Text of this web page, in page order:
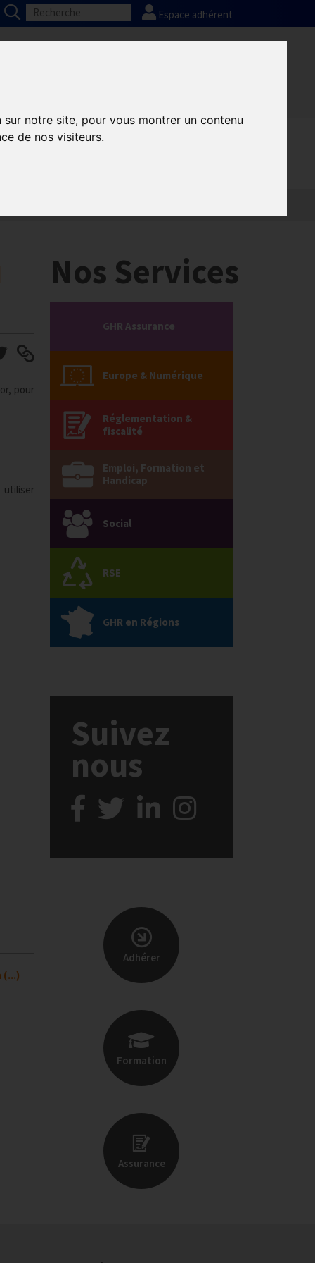
notre site, pour vous montrer un contenu
de nos visiteurs.
Espace adhérent
pour
utiliser
(...)
Nos Services
GHR Assurance
Europe & Numérique
Réglementation &
fiscalité
Emploi, Formation et
Handicap
Social
RSE
GHR en Régions
Suivez
nous
Adhérer
Formation
Assurance